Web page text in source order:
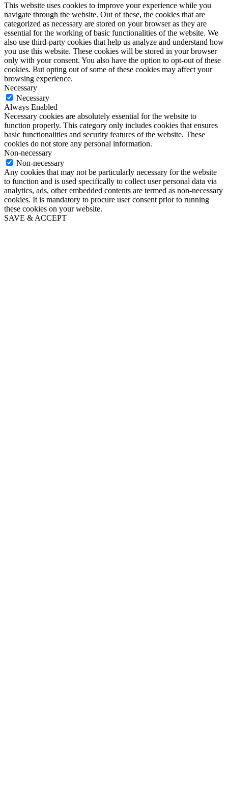
This website uses cookies to improve your experience while you
navigate through the website. Out of these, the cookies that are
categorized as necessary are stored on your browser as they are
essential for the working of basic functionalities of the website. We
also use third-party cookies that help us analyze and understand how
you use this website. These cookies will be stored in your browser
only with your consent. You also have the option to opt-out of these
cookies. But opting out of some of these cookies may affect your
browsing experience.
Necessary
Necessary
Always Enabled
Necessary cookies are absolutely essential for the website to
function properly. This category only includes cookies that ensures
basic functionalities and security features of the website. These
cookies do not store any personal information.
Non-necessary
Non-necessary
Any cookies that may not be particularly necessary for the website
to function and is used specifically to collect user personal data via
analytics, ads, other embedded contents are termed as non-necessary
cookies. It is mandatory to procure user consent prior to running
these cookies on your website.
SAVE & ACCEPT